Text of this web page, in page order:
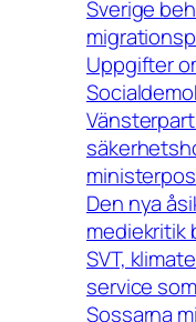
Sverige
Uppgifter
Den nya
mediekritik
SVT,
service
Sossarna